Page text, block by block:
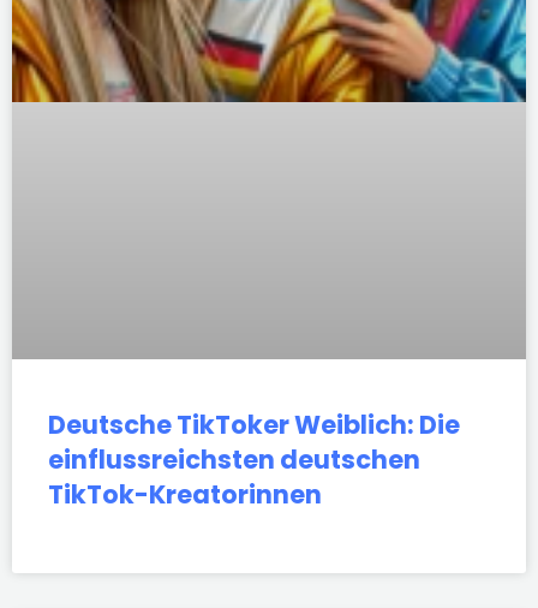
Deutsche TikToker Weiblich: Die
einflussreichsten deutschen
TikTok-Kreatorinnen